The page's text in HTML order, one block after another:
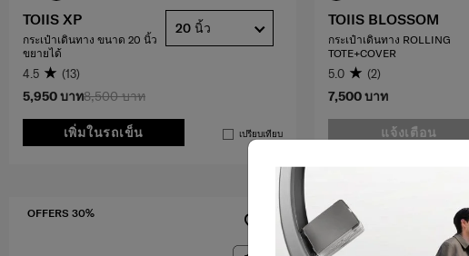
8,500 บาท
5,950 บาท
เพิ่มในรถเข็น เปรียบเทียบ
TOIIS XP
กระเป๋าเดินทาง ขนาด 20 นิ้ว
ขยายได้
4.5 (13)
20 นิ้ว
7,500 บาท
แจ้งเตือน
TOIIS BLOSSOM
กระเป๋าเดินทาง ROLLING
TOTE+COVER
5.0 (2)
OFFERS 30% OFFERS 50%